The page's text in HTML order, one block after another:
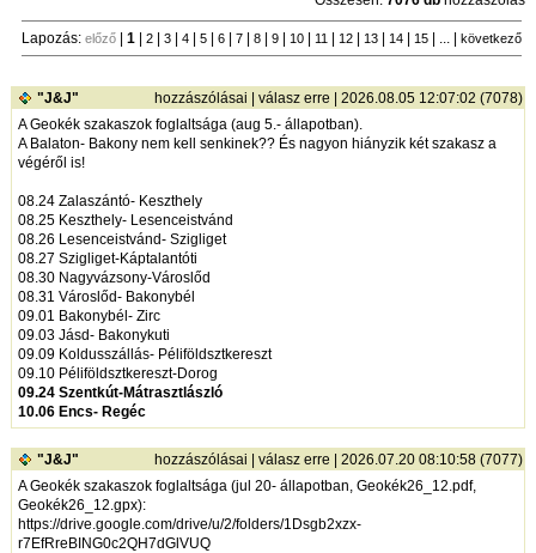
Lapozás:előző |1 | 2 | 3 | 4 | 5 | 6 | 7 | 8 | 9 | 10 | 11 | 12 | 13 | 14 | 15 | ... |következő
"J&J" hozzászólásai |válasz erre | 2026.08.05 12:07:02 (7078)
A Geokék szakaszok foglaltsága (aug 5.- állapotban).
A Balaton- Bakony nem kell senkinek?? És nagyon hiányzik két szakasz a
végéről is!
08.24 Zalaszántó- Keszthely
08.25 Keszthely- Lesenceistvánd
08.26 Lesenceistvánd- Szigliget
08.27 Szigliget-Káptalantóti
08.30 Nagyvázsony-Városlőd
08.31 Városlőd- Bakonybél
09.01 Bakonybél- Zirc
09.03 Jásd- Bakonykuti
09.09 Koldusszállás- Péliföldsztkereszt
09.10 Péliföldsztkereszt-Dorog
09.24 Szentkút-Mátrasztlászló
10.06 Encs- Regéc
"J&J" hozzászólásai |válasz erre | 2026.07.20 08:10:58 (7077)
A Geokék szakaszok foglaltsága (jul 20- állapotban, Geokék26_12.pdf,
Geokék26_12.gpx):
https://drive.google.com/drive/u/2/folders/1Dsgb2xzx-
r7EfRreBING0c2QH7dGlVUQ